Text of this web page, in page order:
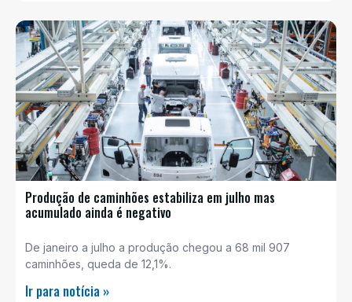
Produção de caminhões estabiliza em julho mas
acumulado ainda é negativo
De janeiro a julho a produção chegou a 68 mil 907
caminhões, queda de 12,1%.
Ir para notícia »